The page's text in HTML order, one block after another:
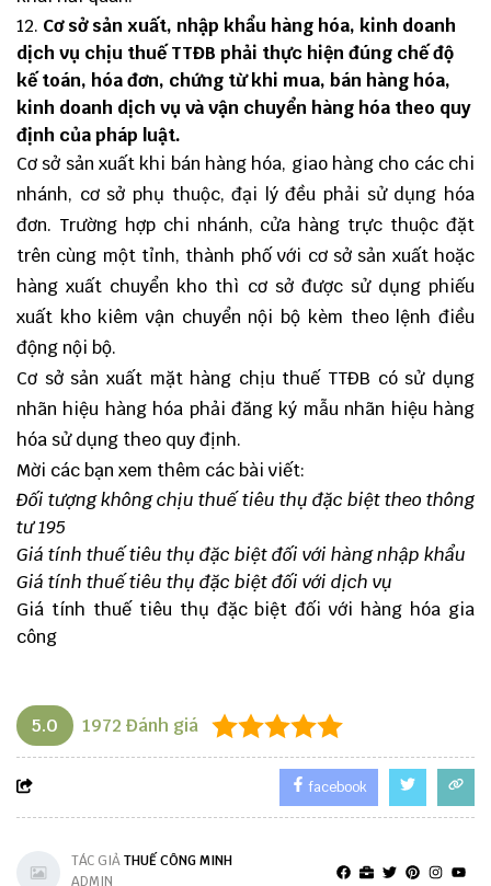
12. Cơ sở sản xuất, nhập khẩu hàng hóa, kinh doanh
dịch vụ chịu thuế TTĐB phải thực hiện đúng chế độ
kế toán, hóa đơn, chứng từ khi mua, bán hàng hóa,
kinh doanh dịch vụ và vận chuyển hàng hóa theo quy
định của pháp luật.
Cơ sở sản xuất khi bán hàng hóa, giao hàng cho các chi
nhánh, cơ sở phụ thuộc, đại lý đều phải sử dụng hóa
đơn. Trường hợp chi nhánh, cửa hàng trực thuộc đặt
trên cùng một tỉnh, thành phố với cơ sở sản xuất hoặc
hàng xuất chuyển kho thì cơ sở được sử dụng phiếu
xuất kho kiêm vận chuyển nội bộ kèm theo lệnh điều
động nội bộ.
Cơ sở sản xuất mặt hàng chịu thuế TTĐB có sử dụng
nhãn hiệu hàng hóa phải đăng ký mẫu nhãn hiệu hàng
hóa sử dụng theo quy định.
Mời các bạn xem thêm các bài viết:
Đối tượng không chịu thuế tiêu thụ đặc biệt theo thông
tư 195
Giá tính thuế tiêu thụ đặc biệt đối với hàng nhập khẩu
Giá tính thuế tiêu thụ đặc biệt đối với dịch vụ
Giá tính thuế tiêu thụ đặc biệt đối với hàng hóa gia
công
5.0 1972 Đánh giá
facebook
TÁC GIẢTHUẾ CÔNG MINH
ADMIN